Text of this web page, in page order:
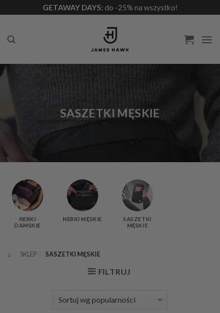
do
GETAWAY DAYS: do -25% na wszystko!
SASZETKI MĘSKIE
NERKI
DAMSKIE
NERKI MĘSKIE
SASZETKI
MĘSKIE
⌂ SKLEP SASZETKI MĘSKIE
FILTRUJ